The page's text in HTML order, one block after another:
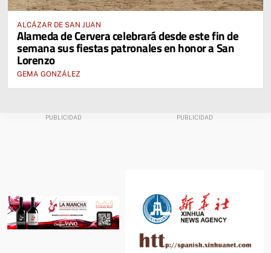
ALCÁZAR DE SAN JUAN
Alameda de Cervera celebrará desde este fin de
semana sus fiestas patronales en honor a San
Lorenzo
GEMA GONZÁLEZ